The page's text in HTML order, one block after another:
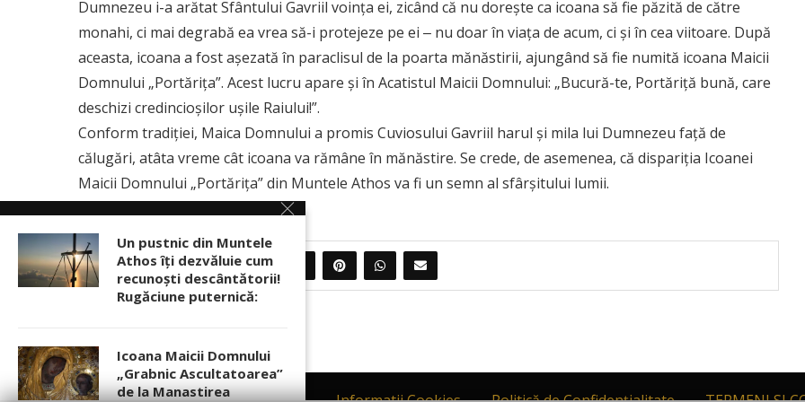
Dumnezeu i-a arătat Sfântului Gavriil voința ei, zicând că nu dorește ca icoana să fie păzită de către
monahi, ci mai degrabă ea vrea să-i protejeze pe ei ‒ nu doar în viața de acum, ci și în cea viitoare. După
aceasta, icoana a fost așezată în paraclisul de la poarta mănăstirii, ajungând să fie numită icoana Maicii
Domnului „Portărița”. Acest lucru apare și în Acatistul Maicii Domnului: „Bucură-te, Portăriță bună, care
deschizi credincioșilor ușile Raiului!”.
Conform tradiției, Maica Domnului a promis Cuviosului Gavriil harul și mila lui Dumnezeu față de
călugări, atâta vreme cât icoana va rămâne în mănăstire. Se crede, de asemenea, că dispariția Icoanei
Maicii Domnului „Portărița” din Muntele Athos va fi un semn al sfârșitului lumii.
PARTAJEAZA 3
Un pustnic din Muntele
Athos îţi dezvăluie cum
recunoşti descântătorii!
Rugăciune puternică:
Icoana Maicii Domnului
„Grabnic Ascultatoarea”
de la Manastirea